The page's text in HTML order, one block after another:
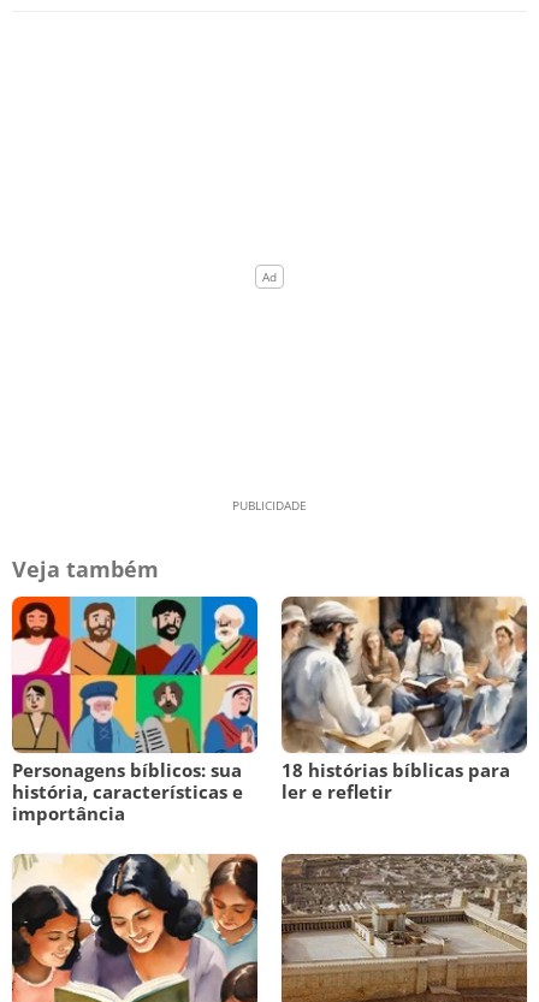
Veja também
Personagens bíblicos: sua
história, características e
importância
18 histórias bíblicas para
ler e refletir